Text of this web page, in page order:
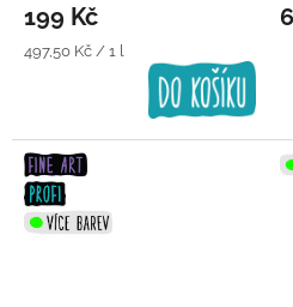
199 Kč
Měrná
497,50 Kč / 1 l